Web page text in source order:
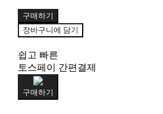
구매하기
장바구니에 담기
쉽고 빠른
토스페이 간편결제
구매하기